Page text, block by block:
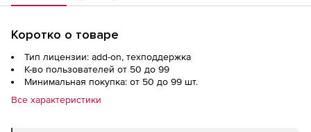
Коротко о товаре
Тип лицензии: add-on, техподдержка
К-во пользователей от 50 до 99
Минимальная покупка: от 50 до 99 шт.
Все характеристики